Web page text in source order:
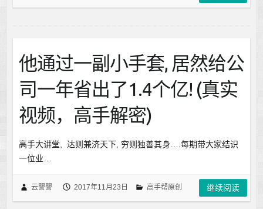
他通过一副小手套, 居然给公
司一年省出了1.4个亿! (真实
视频，高手解密)
高手大讲堂, 达则兼济天下, 穷则独善其身….每期带大家结识
一位业…
云譻譻 2017年11月23日 高手帮原创 继续阅读